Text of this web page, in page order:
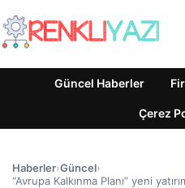
Güncel Haberler
Çerez
Haberler›Güncel›
“Avrupa Kalkınma Planı” yeni